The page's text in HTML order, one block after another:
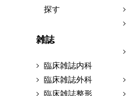
探す
雑誌
臨床雑誌内科
臨床雑誌外科
臨床雑誌整形